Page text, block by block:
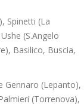
Spinetti (La
(S.Angelo
Basilico, Buscia,
Gennaro (Lepanto),
(Torrenova),